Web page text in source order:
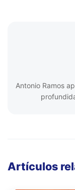
Antonio Ramos
Artículos